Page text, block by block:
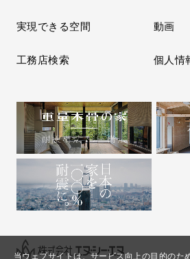
当ウェブサイトは、サービス向上の目的のた
実現できる空間 動画
工務店検索 個人情